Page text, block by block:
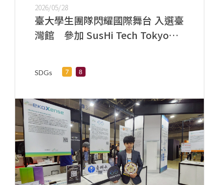
2026/05/28
臺大學生團隊閃耀國際舞台 入選臺
灣館 參加 SusHi Tech Tokyo
SDGs